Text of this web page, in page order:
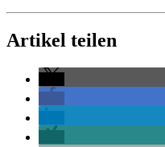
Artikel teilen